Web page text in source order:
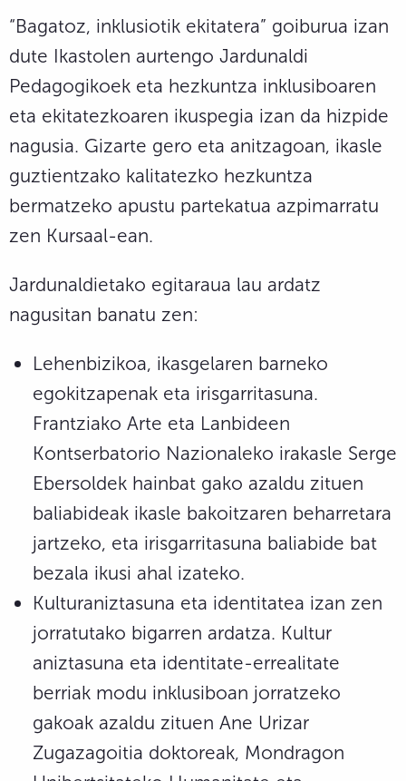
“Bagatoz, inklusiotik ekitatera” goiburua izan
dute Ikastolen aurtengo Jardunaldi
Pedagogikoek eta hezkuntza inklusiboaren
eta ekitatezkoaren ikuspegia izan da hizpide
nagusia. Gizarte gero eta anitzagoan, ikasle
guztientzako kalitatezko hezkuntza
bermatzeko apustu partekatua azpimarratu
zen Kursaal-ean.
Jardunaldietako egitaraua lau ardatz
nagusitan banatu zen:
Lehenbizikoa, ikasgelaren barneko
egokitzapenak eta irisgarritasuna.
Frantziako Arte eta Lanbideen
Kontserbatorio Nazionaleko irakasle Serge
Ebersoldek hainbat gako azaldu zituen
baliabideak ikasle bakoitzaren beharretara
jartzeko, eta irisgarritasuna baliabide bat
bezala ikusi ahal izateko.
Kulturaniztasuna eta identitatea izan zen
jorratutako bigarren ardatza. Kultur
aniztasuna eta identitate-errealitate
berriak modu inklusiboan jorratzeko
gakoak azaldu zituen Ane Urizar
Zugazagoitia doktoreak, Mondragon